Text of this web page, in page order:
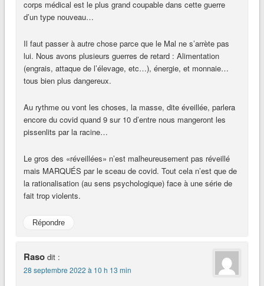
corps médical est le plus grand coupable dans cette guerre
d’un type nouveau…
Il faut passer à autre chose parce que le Mal ne s’arrète pas
lui. Nous avons plusieurs guerres de retard : Alimentation
(engrais, attaque de l’élevage, etc…), énergie, et monnaie…
tous bien plus dangereux.
Au rythme ou vont les choses, la masse, dite éveillée, parlera
encore du covid quand 9 sur 10 d’entre nous mangeront les
pissenlits par la racine…
Le gros des «réveillées» n’est malheureusement pas réveillé
mais MARQUÉS par le sceau de covid. Tout cela n’est que de
la rationalisation (au sens psychologique) face à une série de
fait trop violents.
Répondre
Raso dit :
28 septembre 2022 à 10 h 13 min